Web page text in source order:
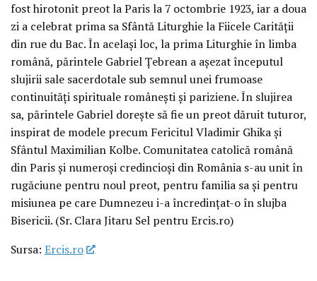
fost hirotonit preot la Paris la 7 octombrie 1923, iar a doua
zi a celebrat prima sa Sfântă Liturghie la Fiicele Carității
din rue du Bac. În același loc, la prima Liturghie în limba
română, părintele Gabriel Țebrean a așezat începutul
slujirii sale sacerdotale sub semnul unei frumoase
continuități spirituale românești și pariziene. În slujirea
sa, părintele Gabriel dorește să fie un preot dăruit tuturor,
inspirat de modele precum Fericitul Vladimir Ghika și
Sfântul Maximilian Kolbe. Comunitatea catolică română
din Paris și numeroși credincioși din România s-au unit în
rugăciune pentru noul preot, pentru familia sa și pentru
misiunea pe care Dumnezeu i-a încredințat-o în slujba
Bisericii. (Sr. Clara Jitaru Sel pentru Ercis.ro)
Sursa: Ercis.ro